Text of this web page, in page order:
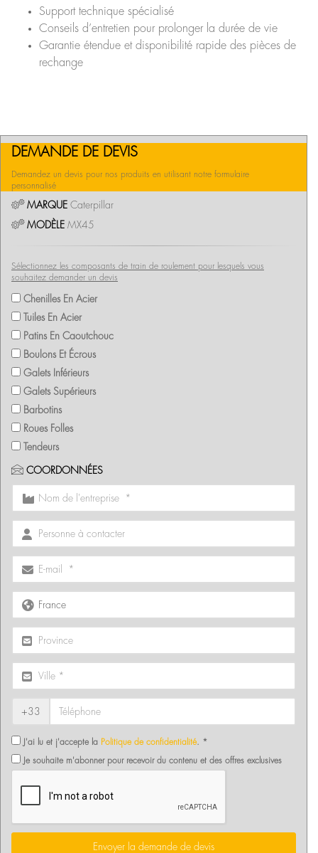
Support technique spécialisé
Conseils d’entretien pour prolonger la durée de vie
Garantie étendue et disponibilité rapide des pièces de
rechange
DEMANDE DE DEVIS
Demandez un devis pour nos produits en utilisant notre formulaire
personnalisé
MARQUE Caterpillar
MODÈLE MX45
Sélectionnez les composants de train de roulement pour lesquels vous
souhaitez demander un devis
Chenilles En Acier
Tuiles En Acier
Patins En Caoutchouc
Boulons Et Écrous
Galets Inférieurs
Galets Supérieurs
Barbotins
Roues Folles
Tendeurs
COORDONNÉES
+33
J'ai lu et j'accepte la Politique de confidentialité. *
Je souhaite m'abonner pour recevoir du contenu et des offres exclusives
Envoyer la demande de devis